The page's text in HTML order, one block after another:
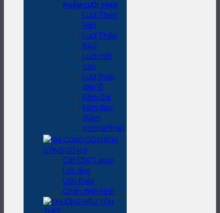
PHẨM LƯỚI THÉP
Lưới Thép
Hàn
Lưới Thép
B40
Lưới mắt
cáo
Lưới thép
dập lỗ
Kẽm Gai
Kẽm dao
(Kẽm
concertina)
GIA
CÔNG CƠ KHÍ
Cắt CNC Laser
Lốc ống
Uốn thép
Chấn định hình